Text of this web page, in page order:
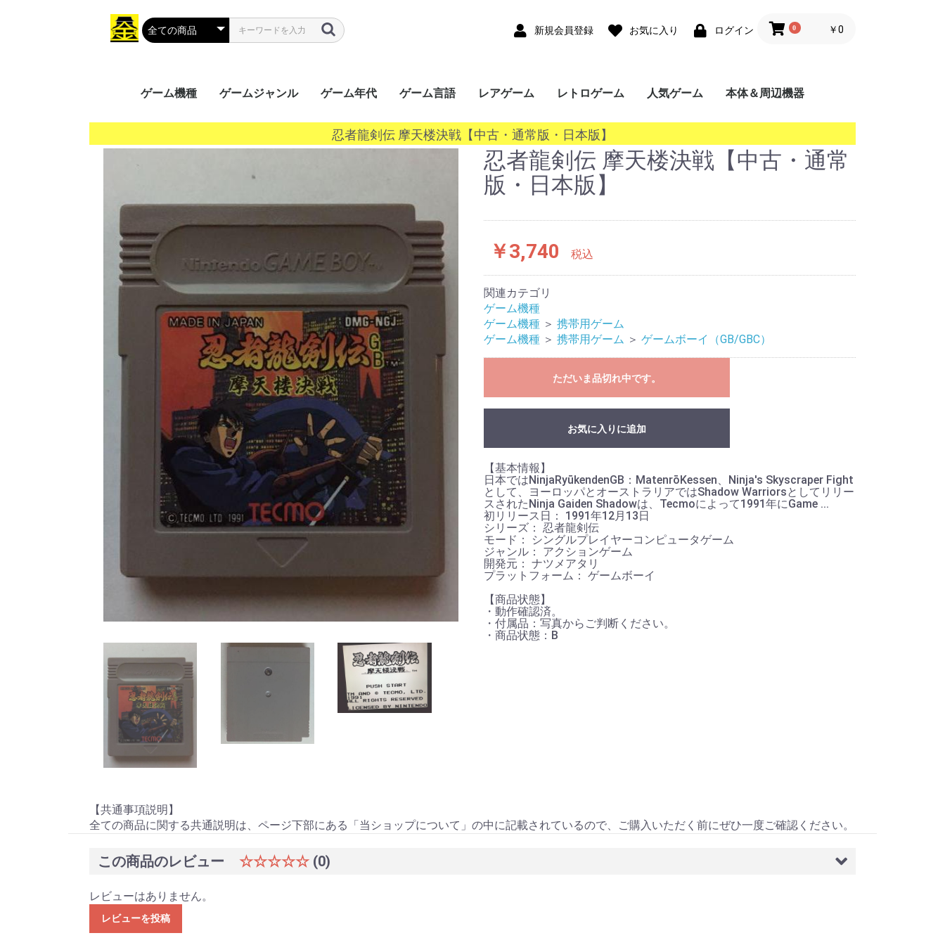
新規会員登録 お気に入り ログイン 0 ￥0
ゲーム機種
ﾌﾟﾚｲｽﾃｰｼｮﾝﾎﾟｰﾀﾌﾞﾙ
（PSP）
ニンテンドー3DS
ニンテンドーDS
ゲームボーイ
（GB/GBC）
ゲームボーイアドバン
ス（GBA）
ゲームギア（GG）
ワンダースワン
（WS/WSC）
リンクス（Lynx）
ネオジオポケット
（NGP）
Switch（NS）
プレイステーション
5（PS5）
プレイステーション
4（PS4）
プレイステーション
3（PS3）
プレイステーション
2（PS2）
XBOX SERIES X/S
プレイステーション
（PS）
ゲームキューブ（GC）
ドリームキャスト
（DC）
バーチャルボーイ
（VB）
セガサターン（SS）
PCエンジン（PCECD）
NINTENDO64（N64）
PCエンジン
（PCE/SGX）
TurboGrafx16（TG16）
ｽｰﾊﾟｰﾌｧﾐｺﾝ
（SFC/SNES）
メガCD・SEGA-
CD(MEGACD)
メガドライブ
（MD/GENESIS）
メガドライブ（32X）
ファミコン（FC/NES）
ﾌｧﾐｺﾝﾃﾞｨｽｸｼｽﾃﾑ(FCDS)
ネオジオ(ROM)
ネオジオ(CD)
ｾｶﾞﾏｰｸIII&ﾏｽﾀｰｼｽﾃﾑ
(SMIII&SMS)
セガSG1000
FM-TOWNS マーティー
NEOGEO(ネオジオ)
CPシステムIII
CPシステムII
NAOMIGD-ROM
SPIシステム
PGMシステム
SYSTEM256
ATOMISWAVE
SYSTEM246
その他PCB基板
Mac OS系
Windows 10系
Windows 8系
Windows 7系
Windows Vista系
Windows XP系
Windows 2000系
Windows 98系
Windows 95系
Windows 3系
ゲームジャンル
ク
ゲーム年代
2020年〜
2010年〜2019年
2000年〜2009年
1990年〜1999年
1980年〜1989年
〜1979年
ゲーム言語
日本語
英語
中国語
韓国語
その他
レアゲーム レトロゲーム 人気ゲーム 本体＆周辺機器
忍者龍剣伝 摩天楼決戦【中古・通常版・日本版】
忍者龍剣伝 摩天楼決戦【中古・通常
版・日本版】
￥3,740 税込
関連カテゴリ
ゲーム機種
ゲーム機種 ＞ 携帯用ゲーム
ゲーム機種 ＞ 携帯用ゲーム ＞ ゲームボーイ（GB/GBC）
ただいま品切れ中です。
カートへ進む
お気に入りに追加
【基本情報】
日本ではNinjaRyūkendenGB：MatenrōKessen、Ninja's Skyscraper Fight
として、ヨーロッパとオーストラリアではShadow Warriorsとしてリリー
スされたNinja Gaiden Shadowは、Tecmoによって1991年にGame ...
初リリース日： 1991年12月13日
シリーズ： 忍者龍剣伝
モード： シングルプレイヤーコンピュータゲーム
ジャンル： アクションゲーム
開発元： ナツメアタリ
プラットフォーム： ゲームボーイ
【商品状態】
・動作確認済。
・付属品：写真からご判断ください。
・商品状態：B
【共通事項説明】
全ての商品に関する共通説明は、ページ下部にある「当ショップについて」の中に記載されているので、ご購入いただく前にぜひ一度ご確認ください。
この商品のレビュー ☆☆☆☆☆ (0)
レビューはありません。
レビューを投稿